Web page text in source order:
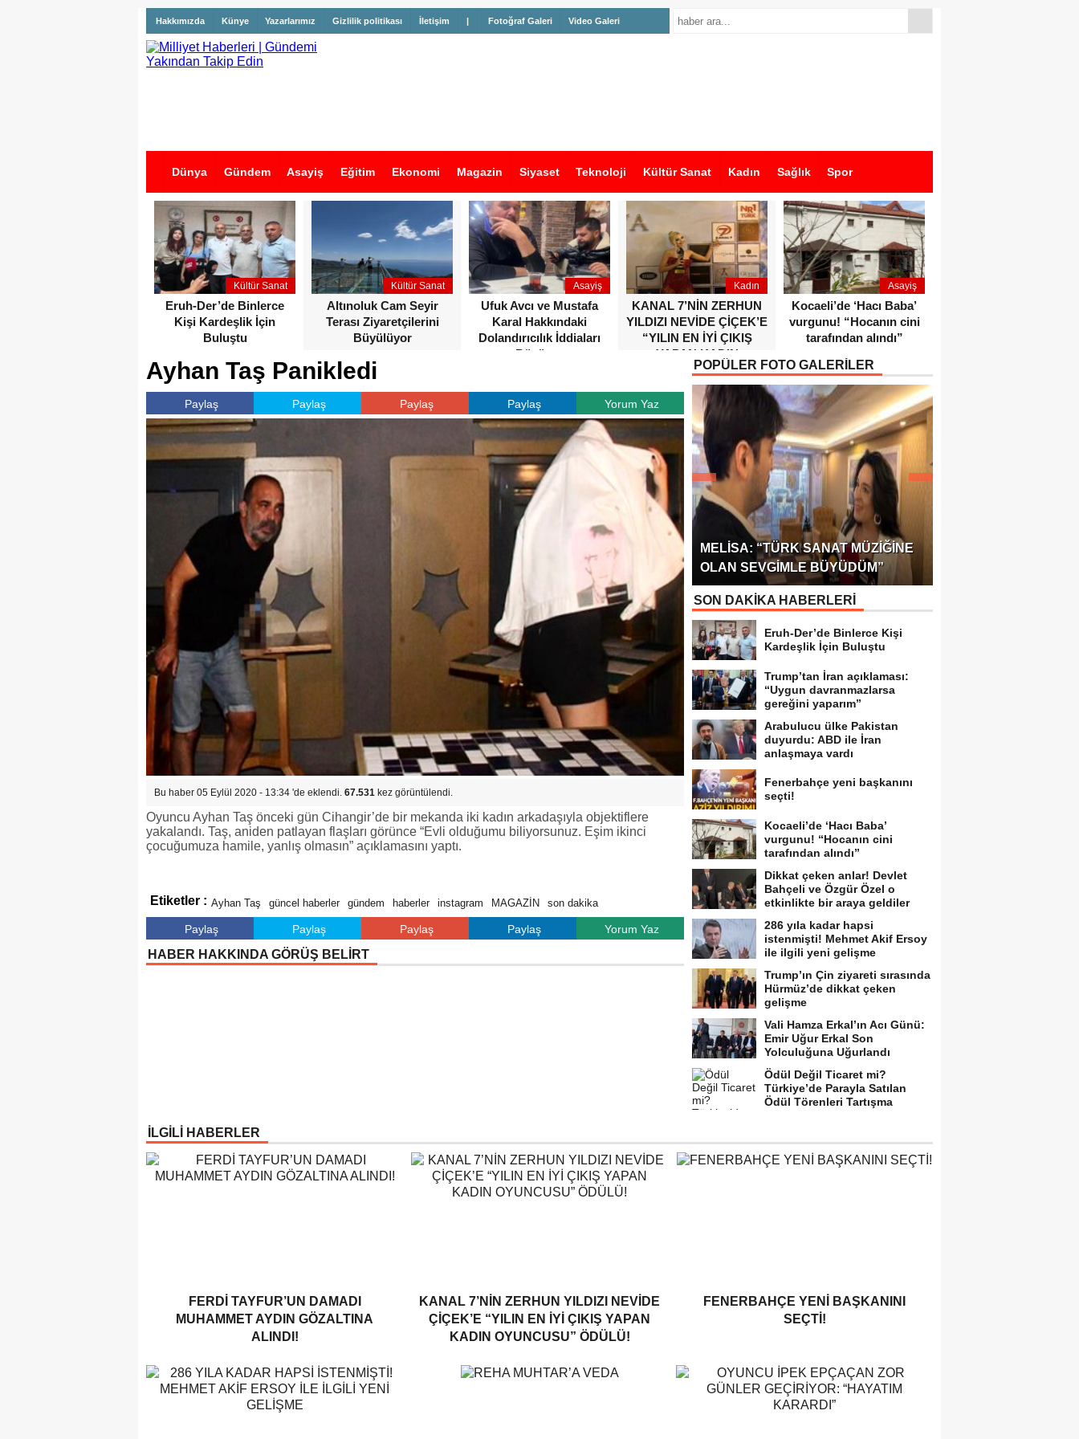
Hakkımızda Künye Yazarlarımız Gizlilik politikası İletişim | Fotoğraf Galeri Video Galeri
Dünya Gündem Asayiş Eğitim Ekonomi Magazin Siyaset Teknoloji Kültür Sanat Kadın Sağlık Spor
İş İlanları
Kültür Sanat
Eruh-Der’de Binlerce
Kişi Kardeşlik İçin
Buluştu
Kültür Sanat
Altınoluk Cam Seyir
Terası Ziyaretçilerini
Büyülüyor
Asayiş
Ufuk Avcı ve Mustafa
Karal Hakkındaki
Dolandırıcılık İddiaları
Büyüyor
Kadın
KANAL 7’NİN ZERHUN
YILDIZI NEVİDE ÇİÇEK’E
“YILIN EN İYİ ÇIKIŞ
YAPAN KADIN
OYUNCUSU” ÖDÜLÜ!
Asayiş
Kocaeli’de ‘Hacı Baba’
vurgunu! “Hocanın cini
tarafından alındı”
Ayhan Taş Panikledi
Paylaş Paylaş Paylaş Paylaş Yorum Yaz
Bu haber 05 Eylül 2020 - 13:34 'de eklendi. 67.531 kez görüntülendi.
Oyuncu Ayhan Taş önceki gün Cihangir’de bir mekanda iki kadın arkadaşıyla objektiflere
yakalandı. Taş, aniden patlayan flaşları görünce “Evli olduğumu biliyorsunuz. Eşim ikinci
çocuğumuza hamile, yanlış olmasın” açıklamasını yaptı.
Etiketler : Ayhan Taş güncel haberler gündem haberler instagram MAGAZİN son dakika
Paylaş Paylaş Paylaş Paylaş Yorum Yaz
HABER HAKKINDA GÖRÜŞ BELİRT
POPÜLER FOTO GALERİLER
MELISA: “TÜRK SANAT MÜZIĞINE
OLAN SEVGIMLE BÜYÜDÜM”
SON DAKİKA HABERLERİ
Eruh-Der’de Binlerce Kişi
Kardeşlik İçin Buluştu
Trump’tan İran açıklaması:
“Uygun davranmazlarsa
gereğini yaparım”
Arabulucu ülke Pakistan
duyurdu: ABD ile İran
anlaşmaya vardı
Fenerbahçe yeni başkanını
seçti!
Kocaeli’de ‘Hacı Baba’
vurgunu! “Hocanın cini
tarafından alındı”
Dikkat çeken anlar! Devlet
Bahçeli ve Özgür Özel o
etkinlikte bir araya geldiler
286 yıla kadar hapsi
istenmişti! Mehmet Akif Ersoy
ile ilgili yeni gelişme
Trump’ın Çin ziyareti sırasında
Hürmüz’de dikkat çeken
gelişme
Vali Hamza Erkal’ın Acı Günü:
Emir Uğur Erkal Son
Yolculuğuna Uğurlandı
Ödül Değil Ticaret mi?
Türkiye’de Parayla Satılan
Ödül Törenleri Tartışma
İLGİLİ HABERLER
FERDI TAYFUR’UN DAMADI
MUHAMMET AYDIN GÖZALTINA
ALINDI!
KANAL 7’NİN ZERHUN YILDIZI NEVİDE
ÇİÇEK’E “YILIN EN İYİ ÇIKIŞ YAPAN
KADIN OYUNCUSU” ÖDÜLÜ!
FENERBAHÇE YENI BAŞKANINI
SEÇTI!